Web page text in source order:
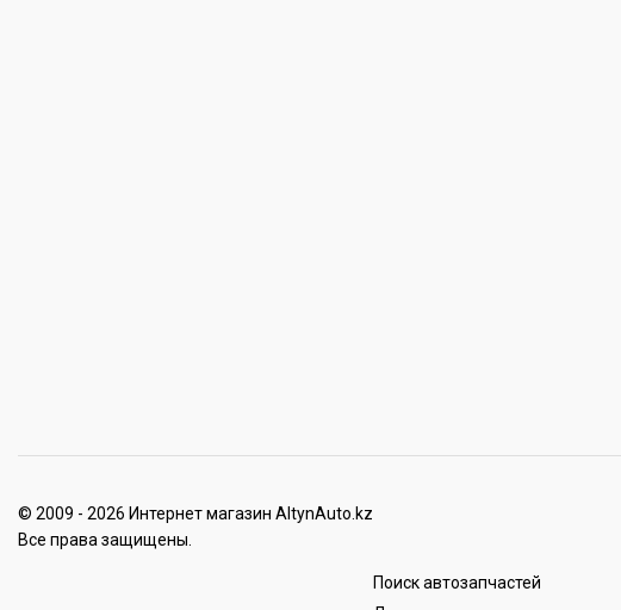
© 2009 - 2026 Интернет магазин AltynAuto.kz
Все права защищены.
Поиск автозапчастей